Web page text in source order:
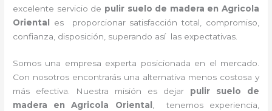
excelente servicio de pulir suelo de madera en Agricola
Oriental es proporcionar satisfacción total, compromiso,
confianza, disposición, superando así las expectativas.
Somos una empresa experta posicionada en el mercado.
Con nosotros encontrarás una alternativa menos costosa y
más efectiva. Nuestra misión es dejar pulir suelo de
madera en Agricola Oriental , tenemos experiencia,